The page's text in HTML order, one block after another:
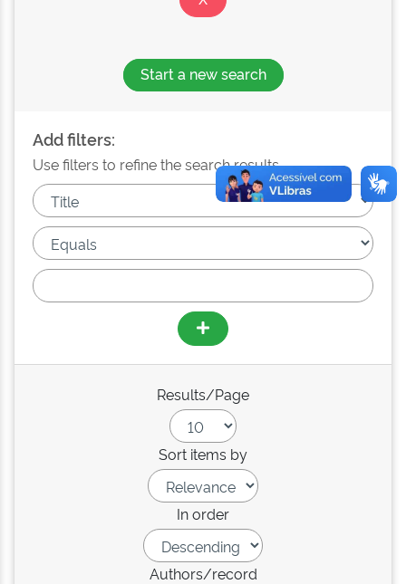
Start a new search
Add filters:
Use filters to refine the search results.
Results/Page
Sort items by
In order
Authors/record